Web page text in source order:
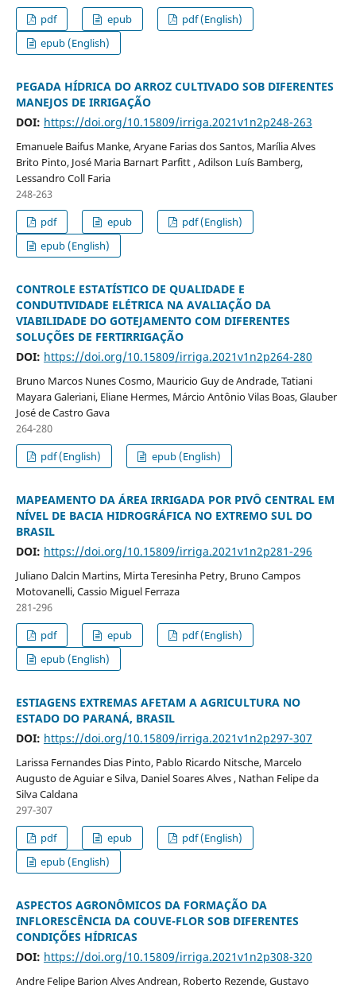
pdf
epub
pdf (English)
epub (English)
PEGADA HÍDRICA DO ARROZ CULTIVADO SOB DIFERENTES
MANEJOS DE IRRIGAÇÃO
DOI: https://doi.org/10.15809/irriga.2021v1n2p248-263
Emanuele Baifus Manke, Aryane Farias dos Santos, Marília Alves
Brito Pinto, José Maria Barnart Parfitt , Adilson Luís Bamberg,
Lessandro Coll Faria
248-263
pdf
epub
pdf (English)
epub (English)
CONTROLE ESTATÍSTICO DE QUALIDADE E
CONDUTIVIDADE ELÉTRICA NA AVALIAÇÃO DA
VIABILIDADE DO GOTEJAMENTO COM DIFERENTES
SOLUÇÕES DE FERTIRRIGAÇÃO
DOI: https://doi.org/10.15809/irriga.2021v1n2p264-280
Bruno Marcos Nunes Cosmo, Mauricio Guy de Andrade, Tatiani
Mayara Galeriani, Eliane Hermes, Márcio Antônio Vilas Boas, Glauber
José de Castro Gava
264-280
pdf (English)
epub (English)
MAPEAMENTO DA ÁREA IRRIGADA POR PIVÔ CENTRAL EM
NÍVEL DE BACIA HIDROGRÁFICA NO EXTREMO SUL DO
BRASIL
DOI: https://doi.org/10.15809/irriga.2021v1n2p281-296
Juliano Dalcin Martins, Mirta Teresinha Petry, Bruno Campos
Motovanelli, Cassio Miguel Ferraza
281-296
pdf
epub
pdf (English)
epub (English)
ESTIAGENS EXTREMAS AFETAM A AGRICULTURA NO
ESTADO DO PARANÁ, BRASIL
DOI: https://doi.org/10.15809/irriga.2021v1n2p297-307
Larissa Fernandes Dias Pinto, Pablo Ricardo Nitsche, Marcelo
Augusto de Aguiar e Silva, Daniel Soares Alves , Nathan Felipe da
Silva Caldana
297-307
pdf
epub
pdf (English)
epub (English)
ASPECTOS AGRONÔMICOS DA FORMAÇÃO DA
INFLORESCÊNCIA DA COUVE-FLOR SOB DIFERENTES
CONDIÇÕES HÍDRICAS
DOI: https://doi.org/10.15809/irriga.2021v1n2p308-320
Andre Felipe Barion Alves Andrean, Roberto Rezende, Gustavo